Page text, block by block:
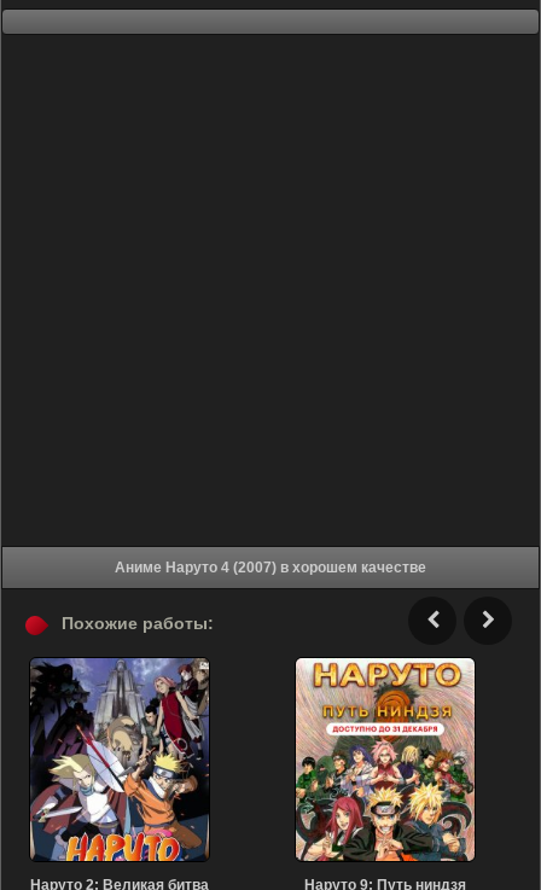
Аниме Наруто 4 (2007) в хорошем качестве
Похожие работы:
Наруто 2: Великая битва
Наруто 9: Путь ниндзя